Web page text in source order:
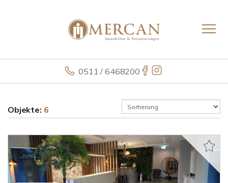
0511 / 6468200
Objekte: 6